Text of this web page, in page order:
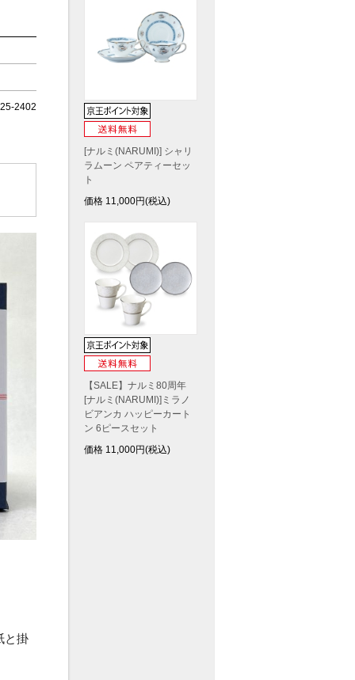
2402
と掛
[ナルミ(NARUMI)] シャリ
ラムーン ペアティーセッ
ト
価格 11,000円(税込)
【SALE】ナルミ80周年
[ナルミ(NARUMI)]ミラノ
ビアンカ ハッピーカート
ン 6ピースセット
価格 11,000円(税込)